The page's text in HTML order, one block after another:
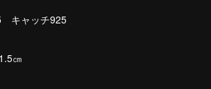
キャッチ925
㎝